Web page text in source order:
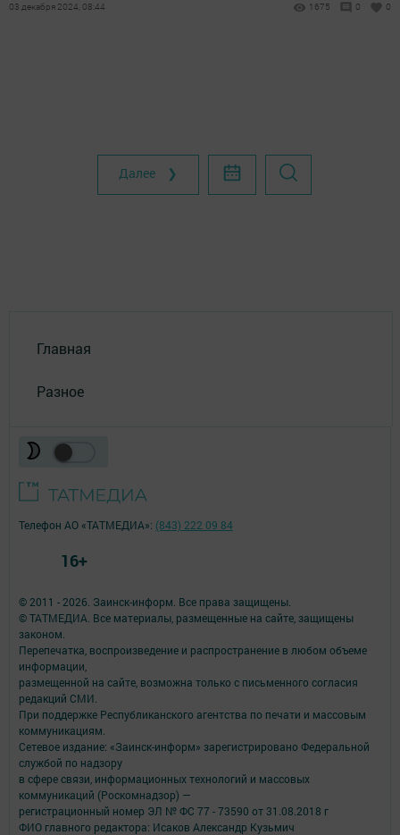
03 декабря 2024, 08:44 1675 0 0
Далее ❯
Главная
Разное
© 2011 - 2026. Заинск-информ. Все права защищены.
© ТАТМЕДИА. Все материалы, размещенные на сайте, защищены
законом.
Перепечатка, воспроизведение и распространение в любом объеме
информации,
размещенной на сайте, возможна только с письменного согласия
редакций СМИ.
При поддержке Республиканского агентства по печати и массовым
коммуникациям.
Сетевое издание: «Заинск-информ» зарегистрировано Федеральной
службой по надзору
в сфере связи, информационных технологий и массовых
коммуникаций (Роскомнадзор) —
регистрационный номер ЭЛ № ФС 77 - 73590 от 31.08.2018 г
ФИО главного редактора: Исаков Александр Кузьмич
Телефон АО «ТАТМЕДИА»: (843) 222 09 84
16+